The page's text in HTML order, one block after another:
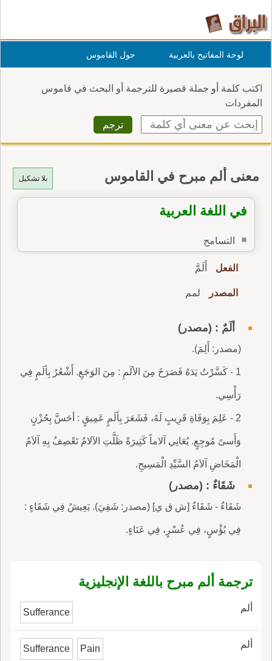
لوحة المفاتيح بالعربية حول القاموس
اكتب كلمة أو جملة قصيرة للترجمة أو البحث في قاموس
المفردات
بلا تشكيل معنى ألم مبرح في القاموس
في اللغة العربية
التسامح
الفعل أَلَمَّ
المصدر لمم
ألَمٌ : (مصدر)
(مصدر: أَلِمَ).
1 - كَسَّرْتُ يَدَهُ فَصَرَخَ مِنَ الألَمِ : مِنَ الوَجَعِ. أَشْعُرُ بِألَمٍ فِي
رَأْسِي.
2 - عَلِمَ بِوَفَاةِ قَرِيبٍ لَهُ، فَشَعَرَ بِألَمٍ عَمِيقٍ : أحَسَّ بِحُزْنٍ
وَأَسىً مُوجِعٍ. يُعَانِي آلاماً كَثِيرَةً ظَلَّتِ الآلامُ تَعْصِفُ بِهِ آلاَمُ
الْمَخَاضِ آلاَمُ السَّيِّدِ الْمَسِيحِ.
شَقَاءٌ : (مصدر)
شَقَاءٌ - شَقَاءٌ [ش ق ي] (مصدر: شَقِيَ). يَعِيشُ فِي شَقَاءٍ :
فِي بُؤْسٍ، فِي عُسْرٍ، فِي عَنَاءٍ.
ترجمة ألم مبرح باللغة الإنجليزية
ألم Sufferance
ألم Sufferance Pain